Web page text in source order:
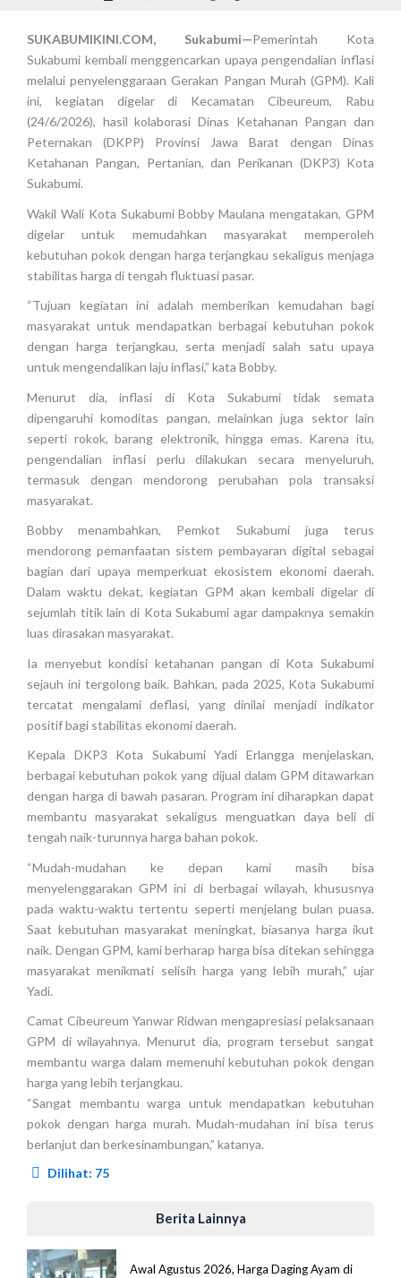
SUKABUMIKINI.COM, Sukabumi—Pemerintah Kota
Sukabumi kembali menggencarkan upaya pengendalian inflasi
melalui penyelenggaraan Gerakan Pangan Murah (GPM). Kali
ini, kegiatan digelar di Kecamatan Cibeureum, Rabu
(24/6/2026), hasil kolaborasi Dinas Ketahanan Pangan dan
Peternakan (DKPP) Provinsi Jawa Barat dengan Dinas
Ketahanan Pangan, Pertanian, dan Perikanan (DKP3) Kota
Sukabumi.
Wakil Wali Kota Sukabumi Bobby Maulana mengatakan, GPM
digelar untuk memudahkan masyarakat memperoleh
kebutuhan pokok dengan harga terjangkau sekaligus menjaga
stabilitas harga di tengah fluktuasi pasar.
“Tujuan kegiatan ini adalah memberikan kemudahan bagi
masyarakat untuk mendapatkan berbagai kebutuhan pokok
dengan harga terjangkau, serta menjadi salah satu upaya
untuk mengendalikan laju inflasi,” kata Bobby.
Menurut dia, inflasi di Kota Sukabumi tidak semata
dipengaruhi komoditas pangan, melainkan juga sektor lain
seperti rokok, barang elektronik, hingga emas. Karena itu,
pengendalian inflasi perlu dilakukan secara menyeluruh,
termasuk dengan mendorong perubahan pola transaksi
masyarakat.
Bobby menambahkan, Pemkot Sukabumi juga terus
mendorong pemanfaatan sistem pembayaran digital sebagai
bagian dari upaya memperkuat ekosistem ekonomi daerah.
Dalam waktu dekat, kegiatan GPM akan kembali digelar di
sejumlah titik lain di Kota Sukabumi agar dampaknya semakin
luas dirasakan masyarakat.
Ia menyebut kondisi ketahanan pangan di Kota Sukabumi
sejauh ini tergolong baik. Bahkan, pada 2025, Kota Sukabumi
tercatat mengalami deflasi, yang dinilai menjadi indikator
positif bagi stabilitas ekonomi daerah.
Kepala DKP3 Kota Sukabumi Yadi Erlangga menjelaskan,
berbagai kebutuhan pokok yang dijual dalam GPM ditawarkan
dengan harga di bawah pasaran. Program ini diharapkan dapat
membantu masyarakat sekaligus menguatkan daya beli di
tengah naik-turunnya harga bahan pokok.
“Mudah-mudahan ke depan kami masih bisa
menyelenggarakan GPM ini di berbagai wilayah, khususnya
pada waktu-waktu tertentu seperti menjelang bulan puasa.
Saat kebutuhan masyarakat meningkat, biasanya harga ikut
naik. Dengan GPM, kami berharap harga bisa ditekan sehingga
masyarakat menikmati selisih harga yang lebih murah,” ujar
Yadi.
Camat Cibeureum Yanwar Ridwan mengapresiasi pelaksanaan
GPM di wilayahnya. Menurut dia, program tersebut sangat
membantu warga dalam memenuhi kebutuhan pokok dengan
harga yang lebih terjangkau.
“Sangat membantu warga untuk mendapatkan kebutuhan
pokok dengan harga murah. Mudah-mudahan ini bisa terus
berlanjut dan berkesinambungan,” katanya.
Dilihat: 75
Berita Lainnya
Awal Agustus 2026, Harga Daging Ayam di